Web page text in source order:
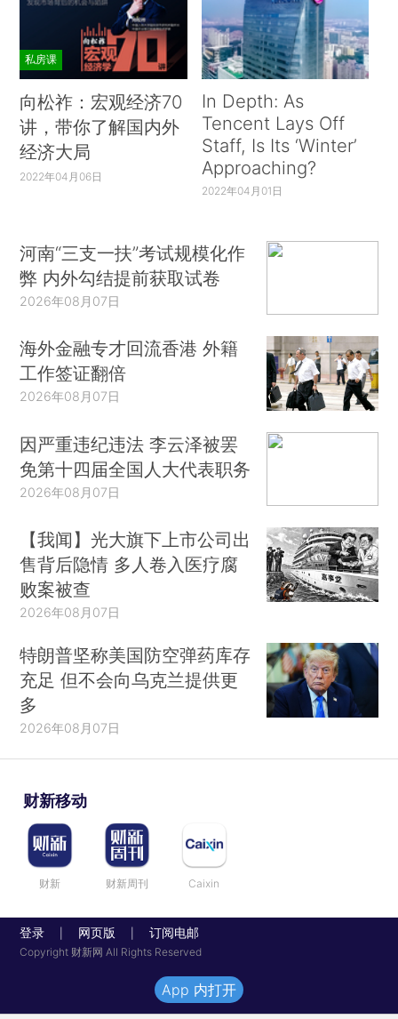
私房课
向松祚：宏观经济70
讲，带你了解国内外
经济大局
2022年04月06日
In Depth: As
Tencent Lays Off
Staff, Is Its ‘Winter’
Approaching?
2022年04月01日
河南“三支一扶”考试规模化作
弊 内外勾结提前获取试卷
2026年08月07日
海外金融专才回流香港 外籍
工作签证翻倍
2026年08月07日
因严重违纪违法 李云泽被罢
免第十四届全国人大代表职务
2026年08月07日
【我闻】光大旗下上市公司出
售背后隐情 多人卷入医疗腐
败案被查
2026年08月07日
特朗普坚称美国防空弹药库存
充足 但不会向乌克兰提供更
多
2026年08月07日
财新移动
财新 财新周刊 Caixin
登录 网页版 订阅电邮
Copyright 财新网 All Rights Reserved
App 内打开